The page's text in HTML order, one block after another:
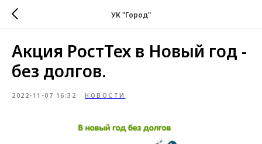
УК "Город"
Акция РостТех в Новый год -
без долгов.
2022-11-07 16:32 НОВОСТИ